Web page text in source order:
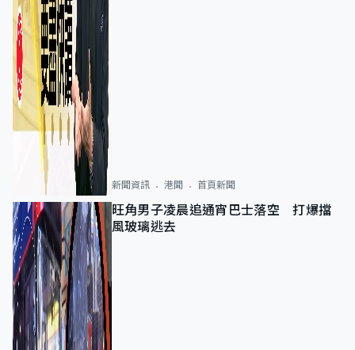
新聞資訊 港聞 首頁新聞
旺角男子凌晨追通宵巴士落空 打爆擋
風玻璃逃去